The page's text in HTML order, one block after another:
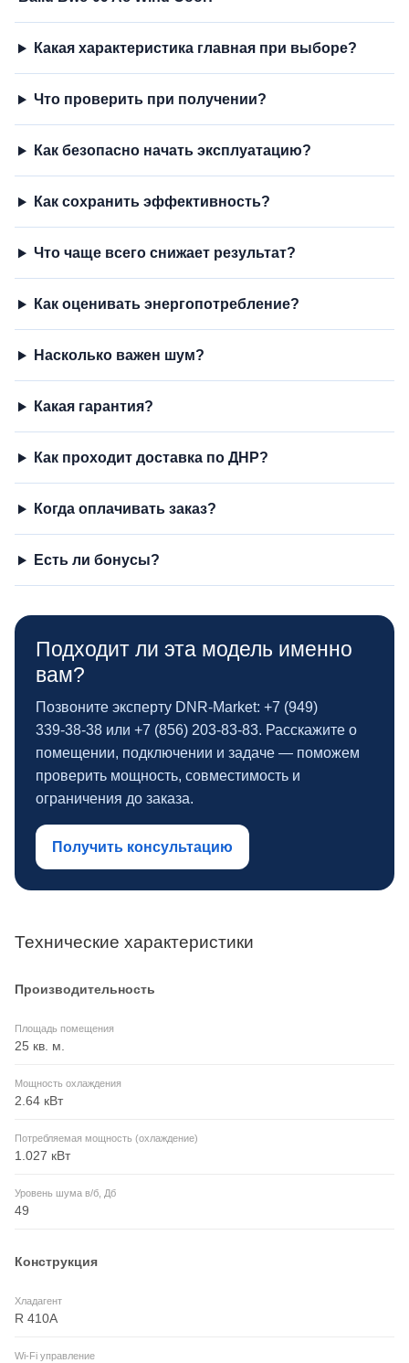
Какая характеристика главная при выборе?
Что проверить при получении?
Как безопасно начать эксплуатацию?
Как сохранить эффективность?
Что чаще всего снижает результат?
Как оценивать энергопотребление?
Насколько важен шум?
Какая гарантия?
Как проходит доставка по ДНР?
Когда оплачивать заказ?
Есть ли бонусы?
Подходит ли эта модель именно
вам?
Позвоните эксперту DNR‑Market: +7 (949)
339‑38‑38 или +7 (856) 203‑83‑83. Расскажите о
помещении, подключении и задаче — поможем
проверить мощность, совместимость и
ограничения до заказа.
Получить консультацию
Технические характеристики
Производительность
Площадь помещения
25 кв. м.
Мощность охлаждения
2.64 кВт
Потребляемая мощность (охлаждение)
1.027 кВт
Уровень шума в/б, Дб
49
Конструкция
Хладагент
R 410A
Wi-Fi управление